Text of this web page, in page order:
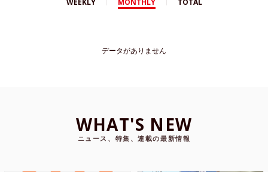
データがありません
WHAT'S NEW
ニュース、特集、連載の最新情報